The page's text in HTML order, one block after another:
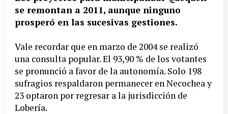
se remontan a 2011, aunque ninguno
prosperó en las sucesivas gestiones.
Vale recordar que en marzo de 2004 se realizó
una consulta popular. El 93,90 % de los votantes
se pronunció a favor de la autonomía. Solo 198
sufragios respaldaron permanecer en Necochea y
23 optaron por regresar a la jurisdicción de
Lobería.